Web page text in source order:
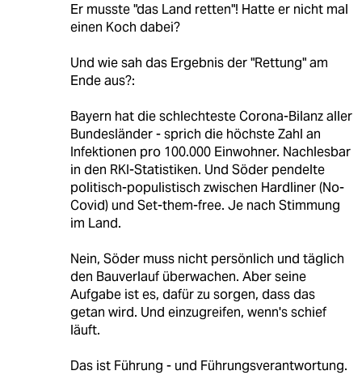
Er musste "das Land retten"! Hatte er nicht mal
einen Koch dabei?
Und wie sah das Ergebnis der "Rettung" am
Ende aus?:
Bayern hat die schlechteste Corona-Bilanz aller
Bundesländer - sprich die höchste Zahl an
Infektionen pro 100.000 Einwohner. Nachlesbar
in den RKI-Statistiken. Und Söder pendelte
politisch-populistisch zwischen Hardliner (No-
Covid) und Set-them-free. Je nach Stimmung
im Land.
Nein, Söder muss nicht persönlich und täglich
den Bauverlauf überwachen. Aber seine
Aufgabe ist es, dafür zu sorgen, dass das
getan wird. Und einzugreifen, wenn's schief
läuft.
Das ist Führung - und Führungsverantwortung.